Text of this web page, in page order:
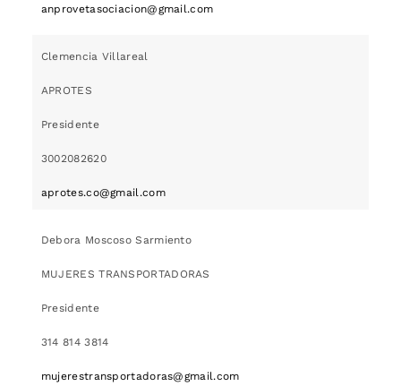
anprovetasociacion@gmail.com
Clemencia Villareal
APROTES
Presidente
3002082620
aprotes.co@gmail.com
Debora Moscoso Sarmiento
MUJERES TRANSPORTADORAS
Presidente
314 814 3814
mujerestransportadoras@gmail.com